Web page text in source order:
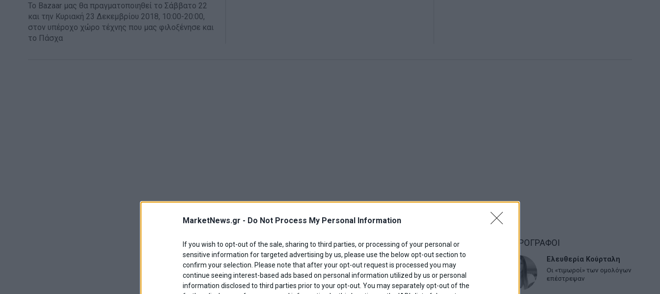
MarketNews.gr - Do Not Process My Personal Information
If you wish to opt-out of the sale, sharing to third parties, or processing of your personal or
sensitive information for targeted advertising by us, please use the below opt-out section to
confirm your selection. Please note that after your opt-out request is processed you may
continue seeing interest-based ads based on personal information utilized by us or personal
information disclosed to third parties prior to your opt-out. You may separately opt-out of the
Το Bazaar μας θα πραγματοποιηθεί το Σάββατο 22
και την Κυριακή 23 Δεκεμβρίου 2018, 10:00-20:00,
στον υπέροχο χώρο τέχνης που μας φιλοξένησε και
το Πάσχα
ΑΡΘΡΟΓΡΑΦΟΙ
Ελευθερία Κούρταλη
Οι «τιμωροί» των ομολόγων
επέστρεψαν